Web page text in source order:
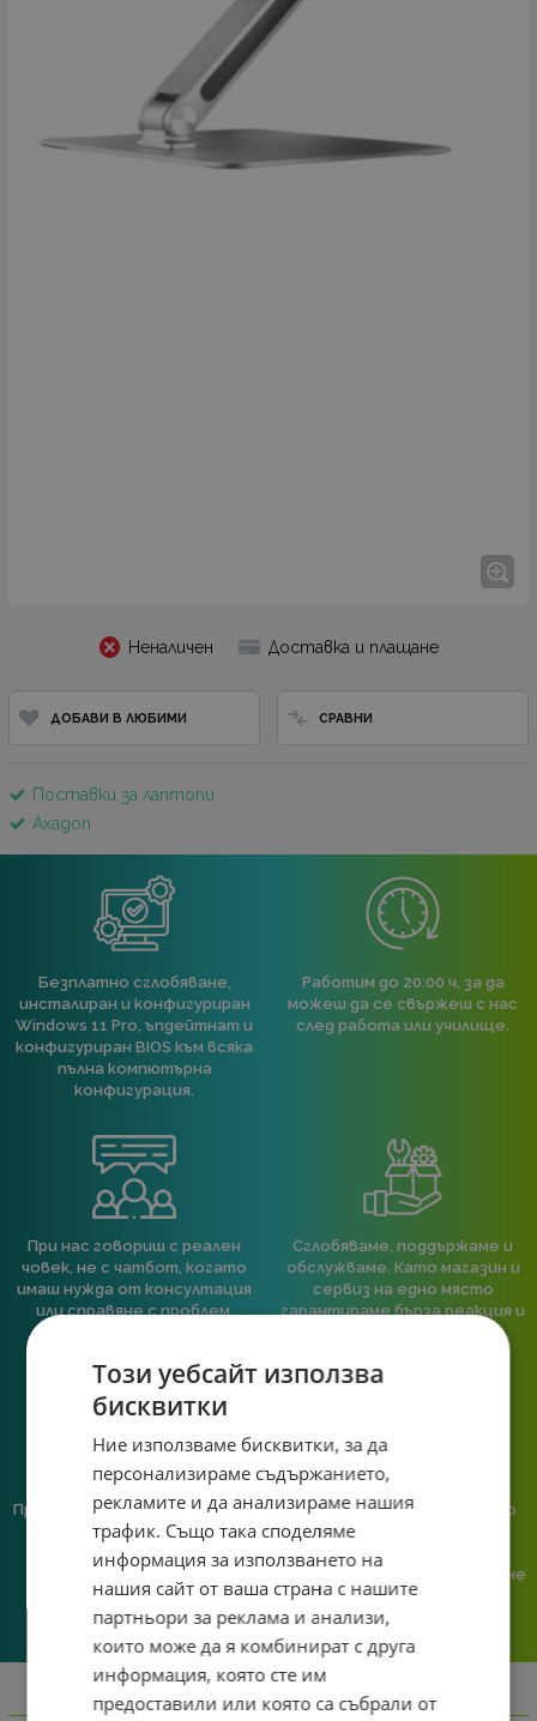
Неналичен Доставка и плащане
ДОБАВИ В ЛЮБИМИ СРАВНИ
Поставки за лаптопи
Axagon
Безплатно сглобяване,
инсталиран и конфигуриран
Windows 11 Pro, ъпдейтнат и
конфигуриран BIOS към всяка
пълна компютърна
конфигурация.
Работим до 20:00 ч, за да
можеш да се свържеш с нас
след работа или училище.
При нас говориш с реален
човек, не с чатбот, когато
имаш нужда от консултация
или справяне с проблем.
Сглобяваме, поддържаме и
обслужваме. Като магазин и
сервиз на едно място
гарантираме бърза реакция и
Предлагаме различни методи
на плащане, включително
възможност за плащане с
криптовалута.
Ние сме малък екип и точно
затова поемаме лична
поръчка. Ако има проблем – не
го прехвърляме, а го
решаваме.
Информация
Този уебсайт използва
бисквитки
Ние използваме бисквитки, за да
персонализираме съдържанието,
рекламите и да анализираме нашия
трафик. Също така споделяме
информация за използването на
нашия сайт от ваша страна с нашите
партньори за реклама и анализи,
които може да я комбинират с друга
информация, която сте им
предоставили или която са събрали от